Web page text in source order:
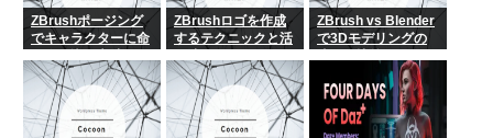
ZBrushポージング
でキャラクターに命
ZBrushロゴを作成
するテクニックと活
ZBrush vs Blender
で3Dモデリングの